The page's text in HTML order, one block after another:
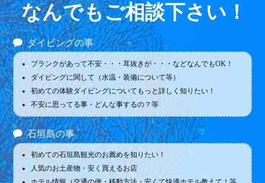
なんでもご相談下さい！
ダイビングの事
ブランクがあって不安・・・耳抜きが・・・などなんでもOK！
ダイビングに関して（水温・装備について等）
初めての体験ダイビングについてもっと詳しく知りたい！
不安に思ってる事・どんな事するの？等
石垣島の事
初めての石垣島観光のお薦めを知りたい！
人気のお土産物・安く買えるお店